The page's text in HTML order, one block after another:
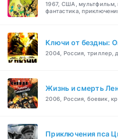
1967, США, мультфильм,
фантастика,
Ключи от бездны:
2004, Россия, триллер,
Жизнь и смерть
2006, Россия, боевик,
Приключения пса